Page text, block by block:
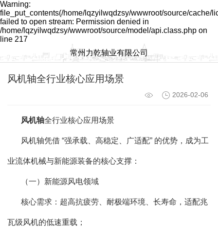
Warning:
file_put_contents(/home/lqzyilwqdzsy/wwwroot/source/cache/
failed to open stream: Permission denied in
/home/lqzyilwqdzsy/wwwroot/source/model/api.class.php on
line 217
常州力乾轴业有限公司
风机轴全行业核心应用场景
2026-02-06
风机轴全行业核心应用场景
风机轴凭借 “强承载、高稳定、广适配” 的优势，成为工
业流体机械与新能源装备的核心支撑：
（一）新能源风电领域
核心需求：超高抗疲劳、耐极端环境、长寿命，适配兆
瓦级风机的低速重载；